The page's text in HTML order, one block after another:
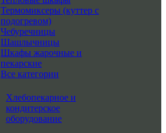
Термомиксеры (куттер с
подогревом)
Чебуречницы
Шашлычницы
Шкафы жарочные и
пекарские
Все категории
Хлебопекарное и
кондитерское
оборудование